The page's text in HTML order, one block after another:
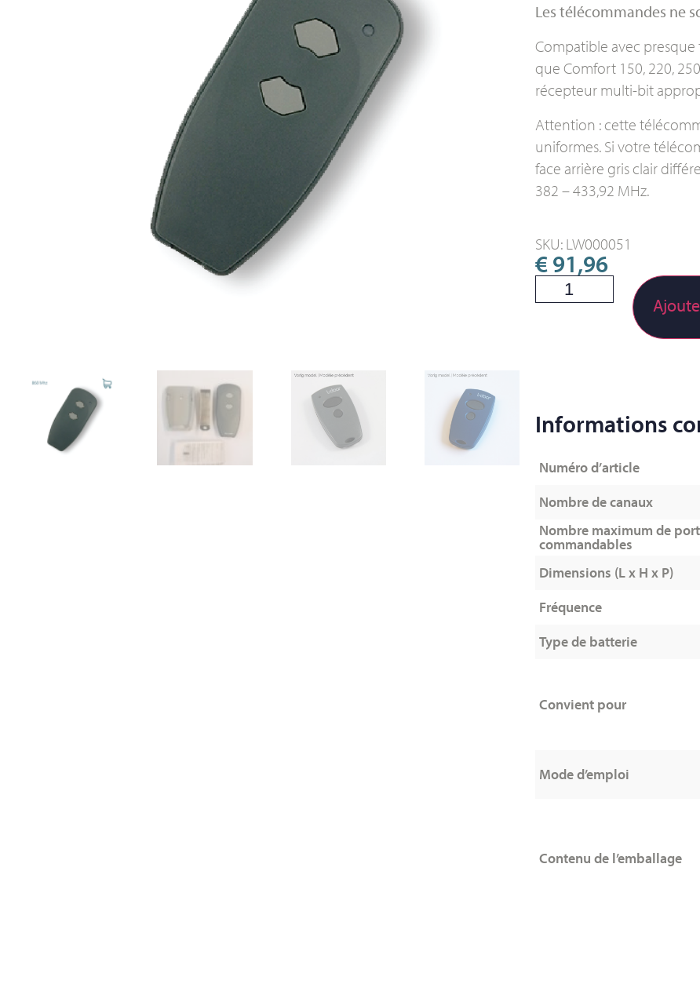
Les télécommandes ne
Compatible avec
que Comfort 150, 220,
récepteur multi-bit
Attention : cette
uniformes. Si votre
face arrière gris clair
382 – 433,92 MHz.
SKU: LW000051
€91,96
Informations
Numéro d’article
Nombre de canaux
Nombre maximum de
commandables
Dimensions (L x H x P)
Fréquence
Type de batterie
Convient pour
Mode d’emploi
Contenu de l’emballage